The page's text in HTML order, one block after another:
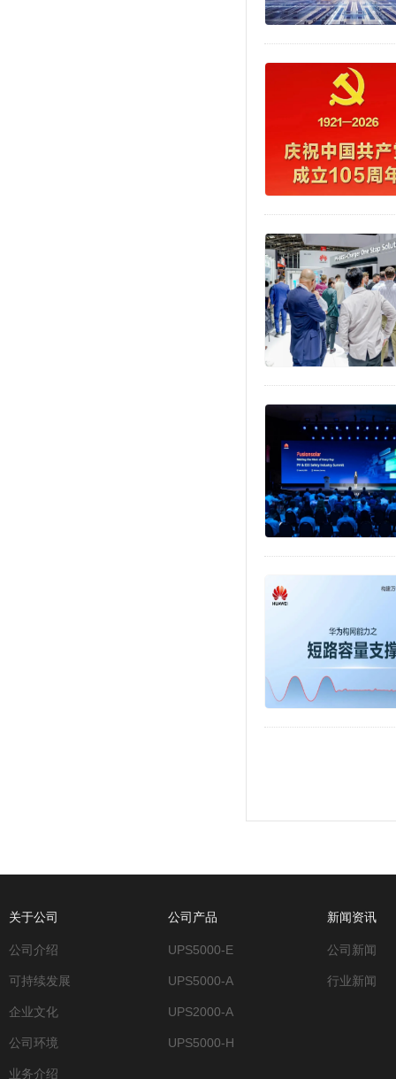
关于公司
公司介绍
可持续发展
企业文化
公司环境
业务介绍
公司产品
UPS5000-E
UPS5000-A
UPS2000-A
UPS5000-H
新闻资讯
公司新闻
行业新闻